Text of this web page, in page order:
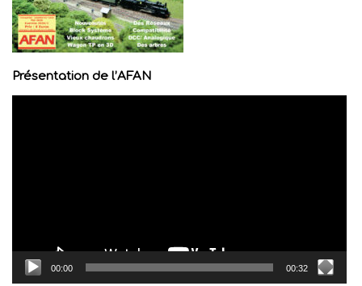
Présentation de l’AFAN
00:00 00:32